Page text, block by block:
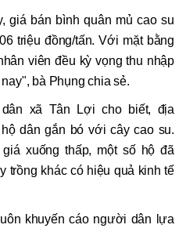
giá bán bình quân mủ cao su
triệu đồng/tấn. Với mặt bằng
viên đều kỳ vọng thu nhập
bà Phụng chia sẻ.
xã Tân Lợi cho biết, địa
dân gắn bó với cây cao su.
xuống thấp, một số hộ đã
trồng khác có hiệu quả kinh tế
khuyến cáo người dân lựa